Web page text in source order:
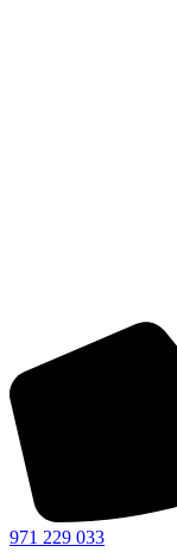
971 229 033